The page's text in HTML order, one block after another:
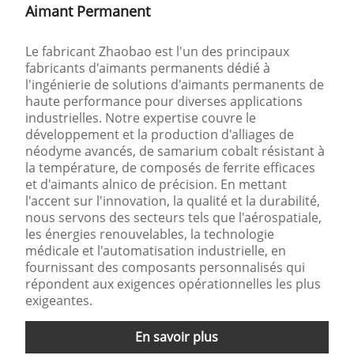
Aimant Permanent
Le fabricant Zhaobao est l'un des principaux
fabricants d'aimants permanents dédié à
l'ingénierie de solutions d'aimants permanents de
haute performance pour diverses applications
industrielles. Notre expertise couvre le
développement et la production d'alliages de
néodyme avancés, de samarium cobalt résistant à
la température, de composés de ferrite efficaces
et d'aimants alnico de précision. En mettant
l'accent sur l'innovation, la qualité et la durabilité,
nous servons des secteurs tels que l'aérospatiale,
les énergies renouvelables, la technologie
médicale et l'automatisation industrielle, en
fournissant des composants personnalisés qui
répondent aux exigences opérationnelles les plus
exigeantes.
En savoir plus